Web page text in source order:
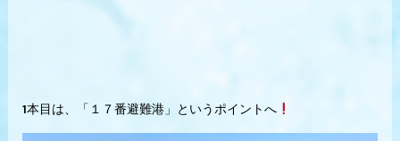
1本目は、「１７番避難港」というポイントへ